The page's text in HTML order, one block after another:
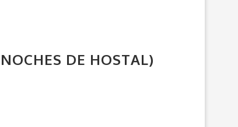
DE HOSTAL)